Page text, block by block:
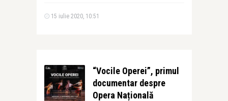
15 iulie 2020, 10:51
“Vocile Operei”, primul
documentar despre
Opera Națională